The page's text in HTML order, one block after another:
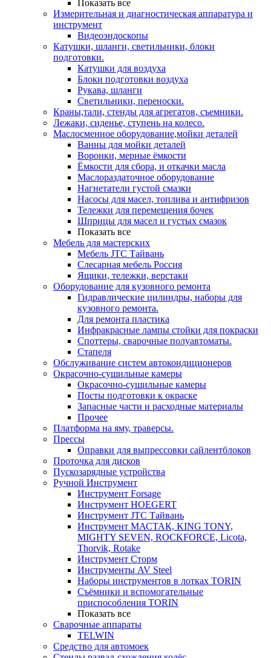
Показать все
Измерительная и диагностическая аппаратура и
инструмент
Видеоэндоскопы
Катушки, шланги, светильники, блоки
подготовки.
Катушки для воздуха
Блоки подготовки воздуха
Рукава, шланги
Светильники, переноски.
Краны,тали, стенды для агрегатов, съемники.
Лежаки, сиденье, ступень на колесо.
Маслосменное оборудование,мойки деталей
Ванны для мойки деталей
Воронки, мерные ёмкости
Ёмкости для сбора, и откачки масла
Маслораздаточное оборудование
Нагнетатели густой смазки
Насосы для масел, топлива и антифризов
Тележки для перемещения бочек
Шприцы для масел и густых смазок
Показать все
Мебель для мастерских
Мебель JTC Тайвань
Слесарная мебель Россия
Ящики, тележки, верстаки
Оборудование для кузовного ремонта
Гидравлические цилиндры, наборы для
кузовного ремонта.
Для ремонта пластика
Инфракрасные лампы стойки для покраски
Споттеры, сварочные полуавтоматы.
Стапеля
Обслуживание систем автокондиционеров
Окрасочно-сушильные камеры
Окрасочно-сушильные камеры
Посты подготовки к окраске
Запасные части и расходные материалы
Прочее
Платформа на яму, траверсы.
Прессы
Оправки для выпрессовки сайлентблоков
Проточка для дисков
Пускозарядные устройства
Ручной Инструмент
Инструмент Forsage
Инструмент HOEGERT
Инструмент JTC Тайвань
Инструмент МАСТАК, KING TONY,
MIGHTY SEVEN, ROCKFORCE, Licota,
Thorvik, Rotake
Инструмент Сторм
Инструменты AV Steel
Наборы инструментов в лотках TORIN
Съёмники и вспомогательные
приспособления TORIN
Показать все
Сварочные аппараты
TELWIN
Средство для автомоек